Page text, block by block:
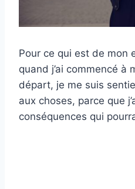
Pour ce qui est de mon
quand j’ai commencé à
départ, je me suis
aux choses, parce que
conséquences qui